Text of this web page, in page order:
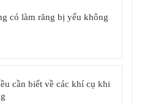
có làm răng bị yếu không
cần biết về các khí cụ khi